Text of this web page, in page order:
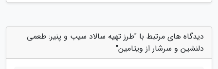
دیدگاه های مرتبط با "طرز تهیه سالاد سیب و پنیر: طعمی
دلنشین و سرشار از ویتامین"